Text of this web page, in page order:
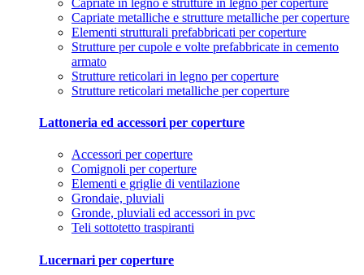
Capriate metalliche e strutture metalliche per coperture
Elementi strutturali prefabbricati per coperture
Strutture per cupole e volte prefabbricate in cemento
armato
Strutture reticolari in legno per coperture
Strutture reticolari metalliche per coperture
Lattoneria ed accessori per coperture
Accessori per coperture
Comignoli per coperture
Elementi e griglie di ventilazione
Grondaie, pluviali
Gronde, pluviali ed accessori in pvc
Teli sottotetto traspiranti
Lucernari per coperture